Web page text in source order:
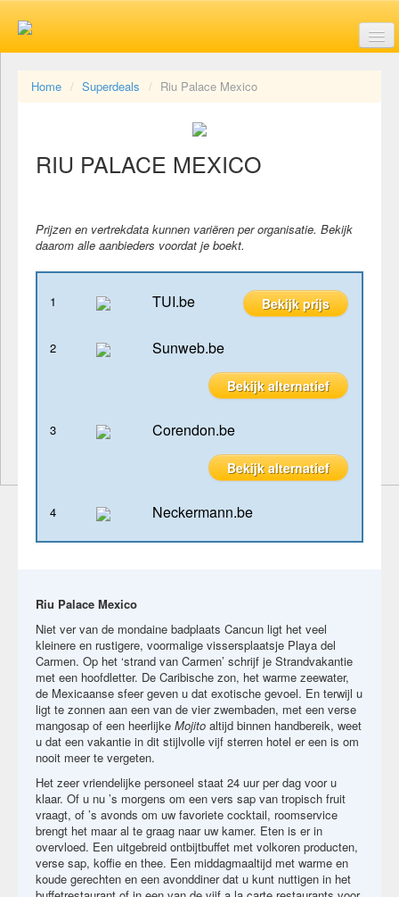
Last minute vakanties
Aanbiedingen
Brochures
Home Superdeals Riu Palace Mexico
RIU PALACE MEXICO
Prijzen en vertrekdata kunnen variëren per organisatie. Bekijk
daarom alle aanbieders voordat je boekt.
1 TUI.be Bekijk prijs
2 Sunweb.be
Bekijk alternatief
3 Corendon.be
Bekijk alternatief
4 Neckermann.be
Riu Palace Mexico
Niet ver van de mondaine badplaats Cancun ligt het veel
kleinere en rustigere, voormalige vissersplaatsje Playa del
Carmen. Op het ‘strand van Carmen’ schrijf je Strandvakantie
met een hoofdletter. De Caribische zon, het warme zeewater,
de Mexicaanse sfeer geven u dat exotische gevoel. En terwijl u
ligt te zonnen aan een van de vier zwembaden, met een verse
mangosap of een heerlijke Mojito altijd binnen handbereik, weet
u dat een vakantie in dit stijlvolle vijf sterren hotel er een is om
nooit meer te vergeten.
Het zeer vriendelijke personeel staat 24 uur per dag voor u
klaar. Of u nu ’s morgens om een vers sap van tropisch fruit
vraagt, of ’s avonds om uw favoriete cocktail, roomservice
brengt het maar al te graag naar uw kamer. Eten is er in
overvloed. Een uitgebreid ontbijtbuffet met volkoren producten,
verse sap, koffie en thee. Een middagmaaltijd met warme en
koude gerechten en een avonddiner dat u kunt nuttigen in het